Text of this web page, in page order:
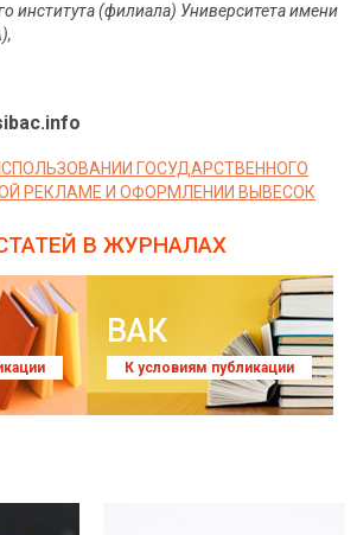
института (филиала) Университета имени
ГОСУДАРСТВЕННОГО
РЕКЛАМЕ И ОФОРМЛЕНИИ ВЫВЕСОК
В ЖУРНАЛАХ
ВАК
К условиям публикации